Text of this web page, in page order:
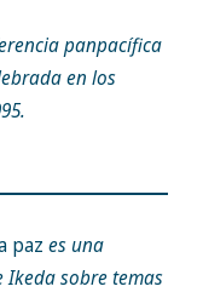
panpacífica
en los
paz es una
Ikeda sobre temas